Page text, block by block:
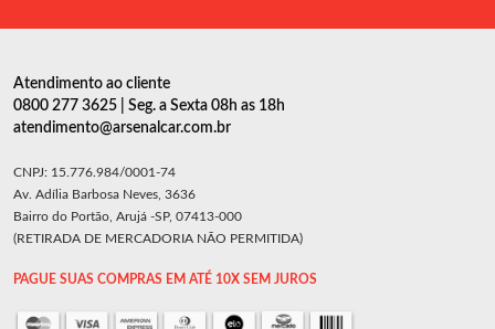
Atendimento ao cliente
0800 277 3625 | Seg. a Sexta 08h as 18h
atendimento@arsenalcar.com.br
CNPJ: 15.776.984/0001-74
Av. Adília Barbosa Neves, 3636
Bairro do Portão, Arujá -SP, 07413-000
(RETIRADA DE MERCADORIA NÃO PERMITIDA)
PAGUE SUAS COMPRAS EM ATÉ 10X SEM JUROS